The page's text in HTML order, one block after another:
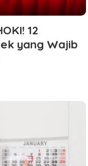
12
yang Wajib